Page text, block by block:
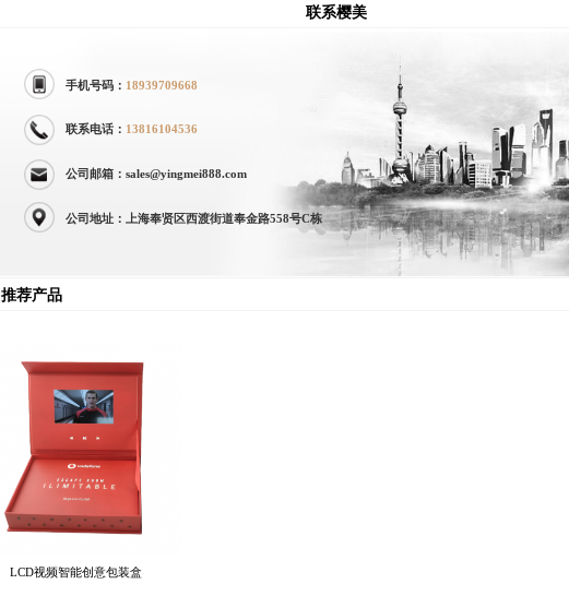
联系樱美
手机号码： 18939709668
联系电话： 13816104536
公司邮箱：sales@yingmei888.com
公司地址：上海奉贤区西渡街道奉金路558号C栋
推荐产品
LCD视频智能创意包装盒